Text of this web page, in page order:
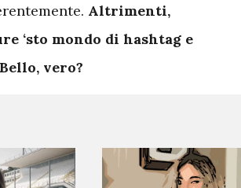
Altrimenti,
‘sto mondo di hashtag e
vero?